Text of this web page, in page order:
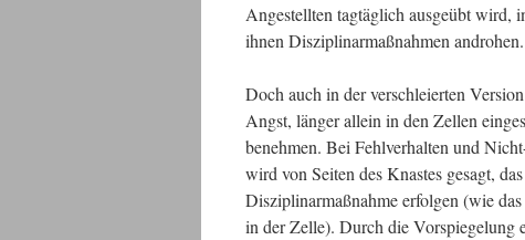
Angestellten tagtäglich ausgeübt wird,
ihnen Disziplinarmaßnahmen androhen.
Doch auch in der verschleierten
Angst, länger allein in den Zellen
benehmen. Bei Fehlverhalten und
wird von Seiten des Knastes gesagt,
Disziplinarmaßnahme erfolgen (wie
in der Zelle). Durch die Vorspiegelung